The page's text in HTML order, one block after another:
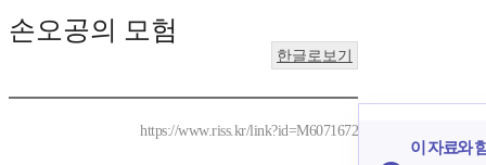
손오공의 모험
한글로보기
https://www.riss.kr/link?id=M6071672
이 자료와